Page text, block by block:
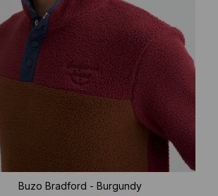
Buzo Bradford - Burgundy